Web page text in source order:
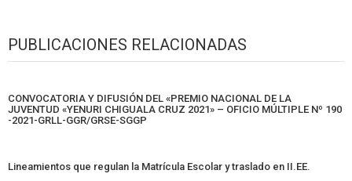
PUBLICACIONES RELACIONADAS
CONVOCATORIA Y DIFUSIÓN DEL «PREMIO NACIONAL DE LA
JUVENTUD «YENURI CHIGUALA CRUZ 2021» – OFICIO MÚLTIPLE Nº 190
-2021-GRLL-GGR/GRSE-SGGP
Lineamientos que regulan la Matrícula Escolar y traslado en II.EE.